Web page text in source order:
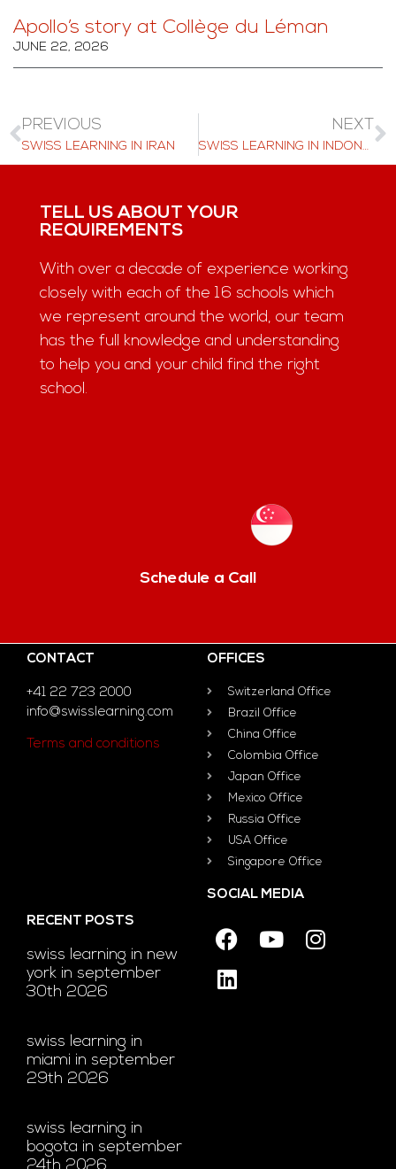
Apollo’s story at Collège du Léman
JUNE 22, 2026
PREVIOUS
SWISS LEARNING IN IRAN
NEXT
SWISS LEARNING IN INDONESIA
TELL US ABOUT YOUR
REQUIREMENTS
With over a decade of experience working
closely with each of the 16 schools which
we represent around the world, our team
has the full knowledge and understanding
to help you and your child find the right
school.
Schedule a Call
CONTACT
+41 22 723 2000
info@swisslearning.com
Terms and conditions
OFFICES
Switzerland Office
Brazil Office
China Office
Colombia Office
Japan Office
Mexico Office
Russia Office
USA Office
Singapore Office
RECENT POSTS
swiss learning in new
york in september
30th 2026
swiss learning in
miami in september
29th 2026
swiss learning in
bogota in september
24th 2026
SOCIAL MEDIA